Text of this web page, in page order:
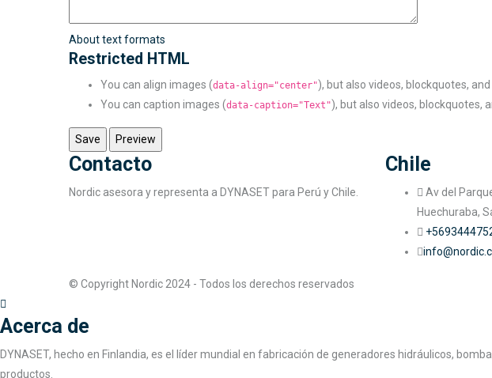
About text formats
Restricted HTML
You can align images (data-align="center"), but also videos, blockquotes, and
You can caption images (data-caption="Text"), but also videos, blockquotes,
Contacto
Nordic asesora y representa a DYNASET para Perú y Chile.
Chile
Av del
Huechuraba,
© Copyright Nordic 2024 - Todos los derechos reservados
Acerca de
DYNASET, hecho en Finlandia, es el líder mundial en fabricación de generadores hidráulicos,
productos.